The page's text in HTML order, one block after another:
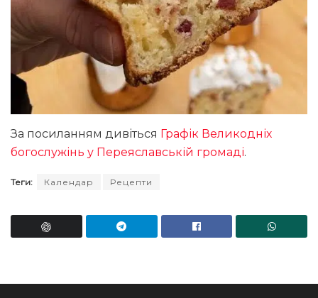
За посиланням дивіться Графік Великодніх
богослужінь у Переяславській громаді.
Теги: Календар Рецепти